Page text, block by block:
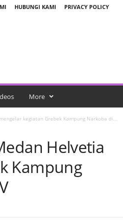
HUBUNGI KAMI PRIVACY POLICY
More
kegiatan Grebek Kampung Narkoba di...
Helvetia
Kampung